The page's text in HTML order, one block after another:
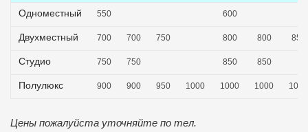
Одноместный 550 600
Двухместный 700 700 750 800 800 850
Студио 750 750 850 850
Полулюкс 900 900 950 1000 1000 1000 1050
Цены пожалуйста уточняйте по тел.